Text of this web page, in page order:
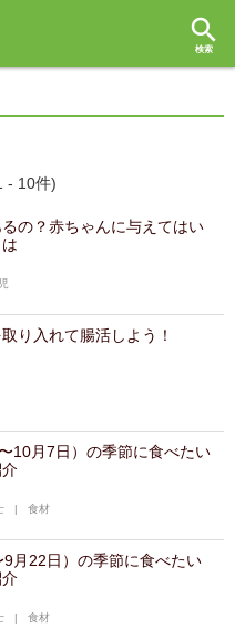
search
- 10件)
の？赤ちゃんに与えてはい
り入れて腸活しよう！
10月7日）の季節に食べたい
|食材
月22日）の季節に食べたい
|食材